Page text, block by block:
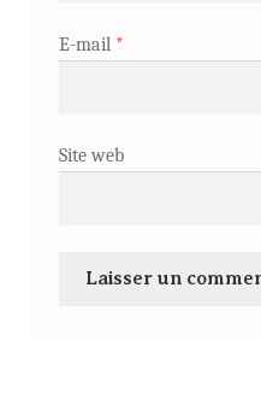
E-mail *
Site web